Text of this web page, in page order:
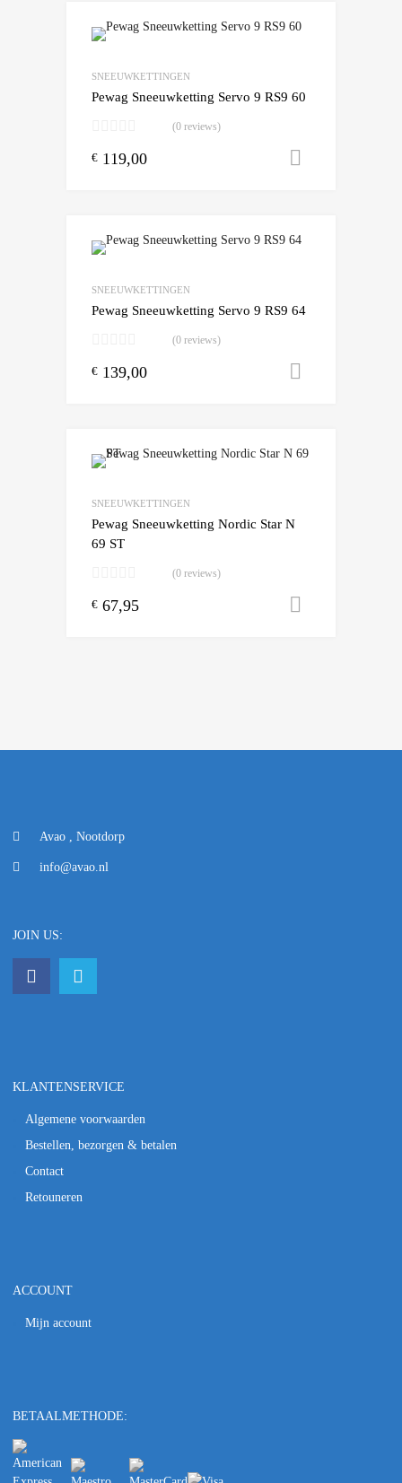
SNEEUWKETTINGEN
Pewag Sneeuwketting Servo 9 RS9 60
(0 reviews)
€ 119,00
SNEEUWKETTINGEN
Pewag Sneeuwketting Servo 9 RS9 64
(0 reviews)
€ 139,00
SNEEUWKETTINGEN
Pewag Sneeuwketting Nordic Star N
69 ST
(0 reviews)
€ 67,95
Avao , Nootdorp
info@avao.nl
JOIN US:
KLANTENSERVICE
Algemene voorwaarden
Bestellen, bezorgen & betalen
Contact
Retouneren
ACCOUNT
Mijn account
BETAALMETHODE: